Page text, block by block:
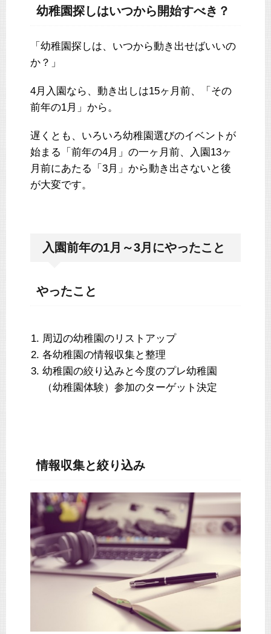
幼稚園探しはいつから開始すべき？
「幼稚園探しは、いつから動き出せばいいの
か？」
4月入園なら、動き出しは15ヶ月前、「その
前年の1月」から。
遅くとも、いろいろ幼稚園選びのイベントが
始まる「前年の4月」の一ヶ月前、入園13ヶ
月前にあたる「3月」から動き出さないと後
が大変です。
入園前年の1月～3月にやったこと
やったこと
周辺の幼稚園のリストアップ
各幼稚園の情報収集と整理
幼稚園の絞り込みと今度のプレ幼稚園
（幼稚園体験）参加のターゲット決定
情報収集と絞り込み